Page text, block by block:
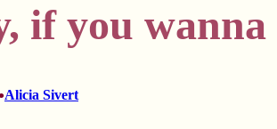
if you
Alicia Sivert